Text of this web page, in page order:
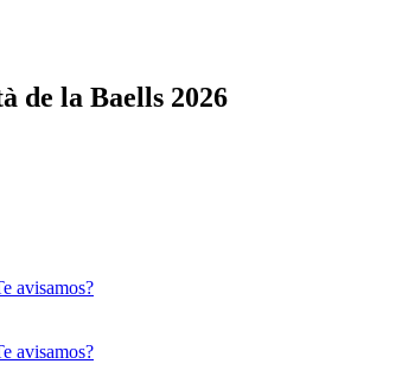
de la Baells 2026
avisamos?
avisamos?